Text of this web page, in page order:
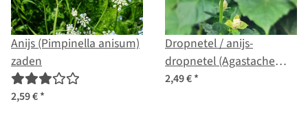
Anijs (Pimpinella anisum)
zaden
2,59 €*
Dropnetel / anijs-
dropnetel (Agastache
foeniculum) zaden
2,49 €*